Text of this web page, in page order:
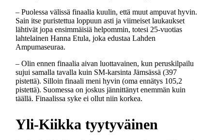
– Puolessa välissä finaalia kuulin, että muut ampuvat hyvin.
Sain itse puristettua loppuun asti ja viimeiset laukaukset
lähtivät jopa ensimmäisiä helpommin, totesi 25-vuotias
lahtelainen Hanna Etula, joka edustaa Lahden
Ampumaseuraa.
– Olin ennen finaalia aivan luottavainen, kun peruskilpailu
sujui samalla tavalla kuin SM-karsinta Jämsässä (397
pistettä). Silloin finaali meni hyvin (oma ennätys 105,2
pistettä). Suomessa on joskus jännittänyt enemmän kuin
täällä. Finaalissa syke ei ollut niin korkea.
Yli-Kiikka tyytyväinen